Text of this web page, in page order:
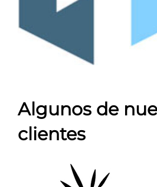
Algunos de
clientes